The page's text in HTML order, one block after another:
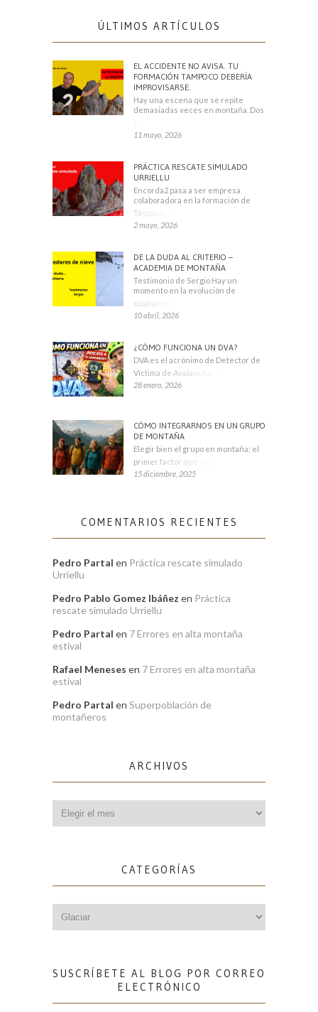
ÚLTIMOS ARTÍCULOS
EL ACCIDENTE NO AVISA. TU
FORMACIÓN TAMPOCO DEBERÍA
IMPROVISARSE.
Hay una escena que se repite
demasiadas veces en montaña. Dos
11 mayo, 2026
PRÁCTICA RESCATE SIMULADO
URRIELLU
Encorda2 pasa a ser empresa
colaboradora en la formación de
Técnicos Deportivos
2 mayo, 2026
DE LA DUDA AL CRITERIO –
ACADEMIA DE MONTAÑA
Testimonio de Sergio Hay un
momento en la evolución de
cualquier montañero
10 abril, 2026
¿CÓMO FUNCIONA UN DVA?
DVA es el acrónimo de Detector de
Víctima de Avalancha. También se
28 enero, 2026
CÓMO INTEGRARNOS EN UN GRUPO
DE MONTAÑA
Elegir bien el grupo en montaña: el
primer factor que condiciona tu
15 diciembre, 2025
COMENTARIOS RECIENTES
Pedro Partal en Práctica rescate simulado
Urriellu
Pedro Pablo Gomez Ibáñez en Práctica
rescate simulado Urriellu
Pedro Partal en 7 Errores en alta montaña
estival
Rafael Meneses en 7 Errores en alta montaña
estival
Pedro Partal en Superpoblación de
montañeros
ARCHIVOS
CATEGORÍAS
SUSCRÍBETE AL BLOG POR CORREO
ELECTRÓNICO